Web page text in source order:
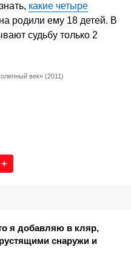
какие четыре
родили ему 18 детей. В
судьбу только 2
век» (2011)
я добавляю в кляр,
снаружи и